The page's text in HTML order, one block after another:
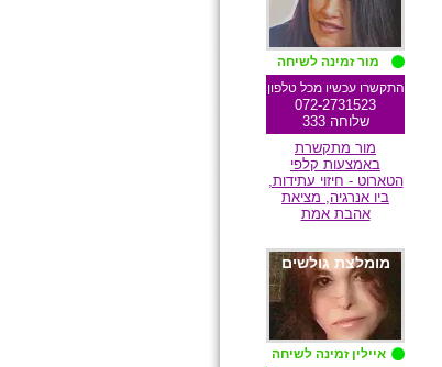
מור זמינה לשיחה
התקשרו עכשיו מכל טלפון
072-2731523
שלוחה 333
מור מתקשרת
באמצעות קלפי
הטארוט - חיזוי עתידות,
ביו אנרגיה, מציאת
אהבת אמת
מומלצת גולשים
איילין זמינה לשיחה